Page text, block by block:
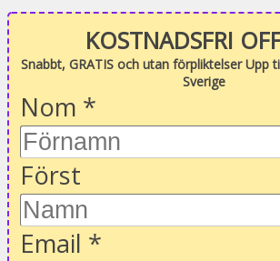
KOSTNADSFRI
Snabbt, GRATIS och utan förpliktelser Upp
Sverige
Nom *
Först
Email *